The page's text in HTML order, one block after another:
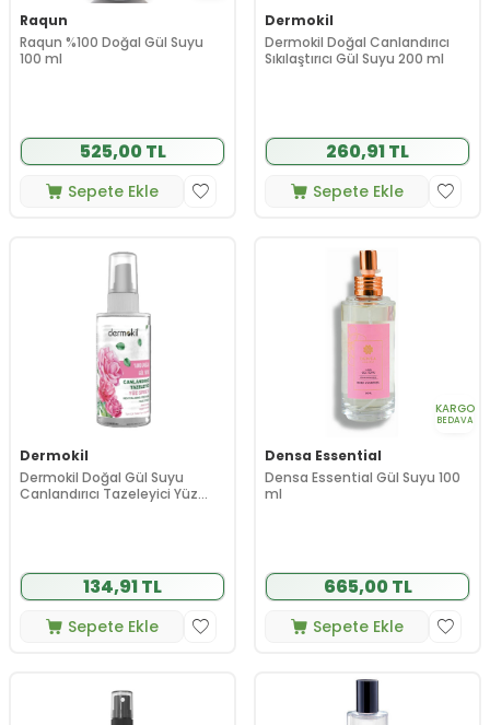
Raqun
Raqun %100 Doğal Gül Suyu
100 ml
525,00 TL
Sepete Ekle
Dermokil
Dermokil Doğal Canlandırıcı
Sıkılaştırıcı Gül Suyu 200 ml
260,91 TL
Sepete Ekle
Dermokil
Dermokil Doğal Gül Suyu
Canlandırıcı Tazeleyici Yüz
134,91 TL
Sepete Ekle
KARGO
BEDAVA
Densa Essential
Densa Essential Gül Suyu 100
ml
665,00 TL
Sepete Ekle